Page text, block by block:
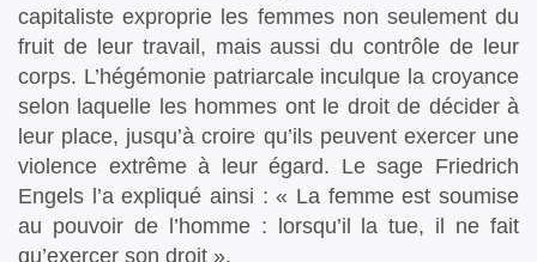
capitaliste exproprie les femmes non seulement du
fruit de leur travail, mais aussi du contrôle de leur
corps. L’hégémonie patriarcale inculque la croyance
selon laquelle les hommes ont le droit de décider à
leur place, jusqu’à croire qu’ils peuvent exercer une
violence extrême à leur égard. Le sage Friedrich
Engels l’a expliqué ainsi : « La femme est soumise
au pouvoir de l’homme : lorsqu’il la tue, il ne fait
qu’exercer son droit ».